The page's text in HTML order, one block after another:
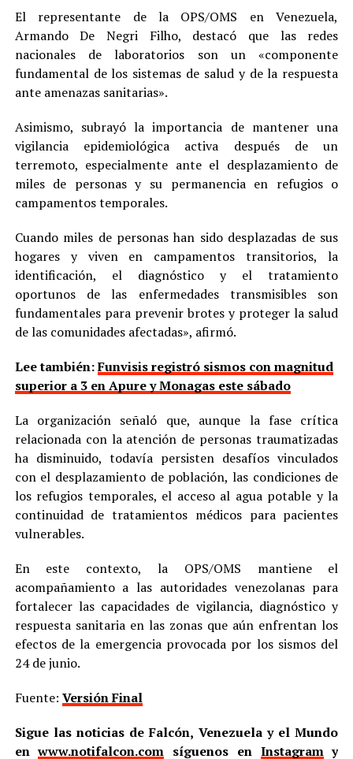
El representante de la OPS/OMS en Venezuela,
Armando De Negri Filho, destacó que las redes
nacionales de laboratorios son un «componente
fundamental de los sistemas de salud y de la respuesta
ante amenazas sanitarias».
Asimismo, subrayó la importancia de mantener una
vigilancia epidemiológica activa después de un
terremoto, especialmente ante el desplazamiento de
miles de personas y su permanencia en refugios o
campamentos temporales.
Cuando miles de personas han sido desplazadas de sus
hogares y viven en campamentos transitorios, la
identificación, el diagnóstico y el tratamiento
oportunos de las enfermedades transmisibles son
fundamentales para prevenir brotes y proteger la salud
de las comunidades afectadas», afirmó.
Lee también:Funvisis registró sismos con magnitud
superior a 3 en Apure y Monagas este sábado
La organización señaló que, aunque la fase crítica
relacionada con la atención de personas traumatizadas
ha disminuido, todavía persisten desafíos vinculados
con el desplazamiento de población, las condiciones de
los refugios temporales, el acceso al agua potable y la
continuidad de tratamientos médicos para pacientes
vulnerables.
En este contexto, la OPS/OMS mantiene el
acompañamiento a las autoridades venezolanas para
fortalecer las capacidades de vigilancia, diagnóstico y
respuesta sanitaria en las zonas que aún enfrentan los
efectos de la emergencia provocada por los sismos del
24 de junio.
Fuente: Versión Final
Sigue las noticias de Falcón, Venezuela y el Mundo
enwww.notifalcon.com síguenos en Instagramy